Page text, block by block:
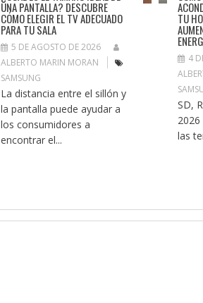
UNA PANTALLA? DESCUBRE
CÓMO ELEGIR EL TV ADECUADO
PARA TU SALA
5 DE AGOSTO DE 2026
ALBERTO MARIN MORAN
SAMSUNG
La distancia entre el sillón y
la pantalla puede ayudar a
los consumidores a
encontrar el...
TU
4
SD,
las